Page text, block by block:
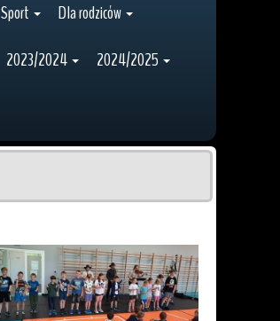
Sport
Dla rodziców
2023/2024
2024/2025